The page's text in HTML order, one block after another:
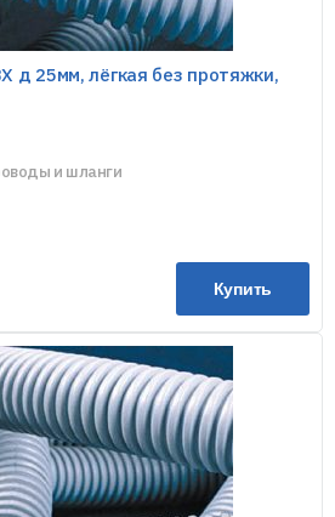
д 25мм, лёгкая без протяжки,
и шланги
Купить